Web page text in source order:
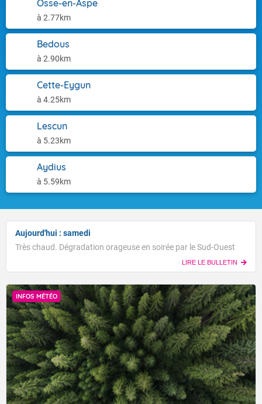
Osse-en-Aspe
à 2.77km
Bedous
à 2.90km
Cette-Eygun
à 4.25km
Lescun
à 5.23km
Aydius
à 5.59km
Aujourd'hui : samedi
Très chaud. Dégradation orageuse en soirée par le Sud-Ouest
LIRE LE BULLETIN
INFOS MÉTÉO